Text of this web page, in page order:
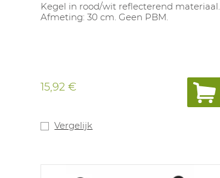
Kegel in rood/wit reflecterend materiaal.
Afmeting: 30 cm. Geen PBM.
15,92 €
Vergelijk